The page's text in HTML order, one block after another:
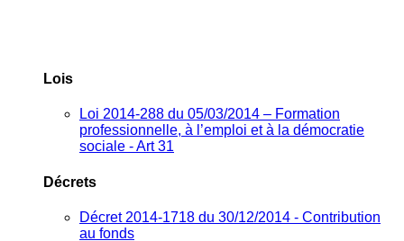
Lois
Loi 2014-288 du 05/03/2014 – Formation
professionnelle, à l’emploi et à la démocratie
sociale - Art 31
Décrets
Décret 2014-1718 du 30/12/2014 - Contribution
au fonds